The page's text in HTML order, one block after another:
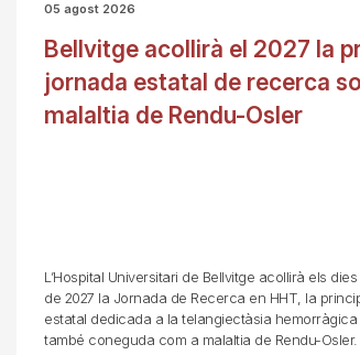
05 agost 2026
Bellvitge acollirà el 2027 la
jornada estatal de recerca
malaltia de Rendu-Osler
L’Hospital Universitari de Bellvitge acollirà els
de 2027 la Jornada de Recerca en HHT, la
estatal dedicada a la telangiectàsia
també coneguda com a malaltia de Rendu-Osler.